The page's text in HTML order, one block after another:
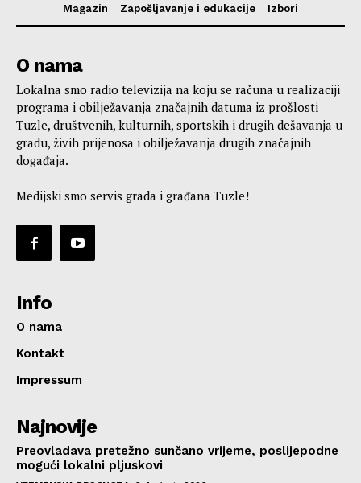
Magazin
Zapošljavanje i edukacije Izbori
O nama
Lokalna smo radio televizija na koju se računa u realizaciji
programa i obilježavanja značajnih datuma iz prošlosti
Tuzle, društvenih, kulturnih, sportskih i drugih dešavanja u
gradu, živih prijenosa i obilježavanja drugih značajnih
događaja.
Medijski smo servis grada i građana Tuzle!
Info
O nama
Kontakt
Impressum
Najnovije
Preovladava pretežno sunčano vrijeme, poslijepodne
mogući lokalni pljuskovi